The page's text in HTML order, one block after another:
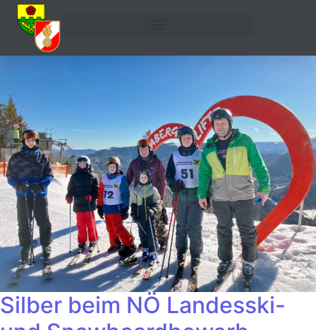
Silber beim NÖ Landesski-